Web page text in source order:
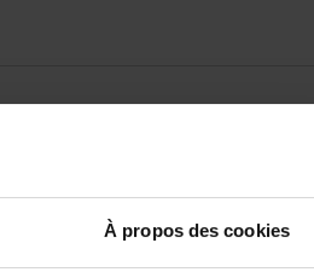
À propos des cookies